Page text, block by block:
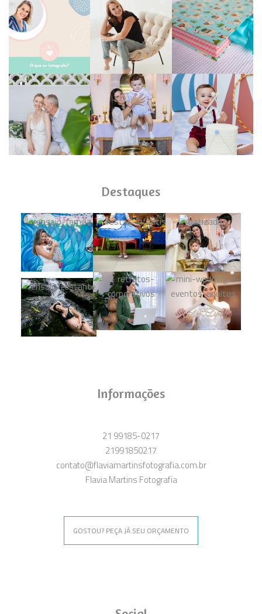
Destaques
Informações
21 99185-0217
21991850217
contato@flaviamartinsfotografia.com.br
Flavia Martins Fotografia
GOSTOU? PEÇA JÁ SEU ORÇAMENTO